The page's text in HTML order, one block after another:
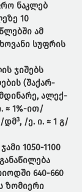
ნაკლებ
10
ამ
სუფრის
ჯიშებს
(შაქარ-
ალექ­
≈ 1%-ით/
დმ3, /ე. ი. ≈ 1 გ/
1050-1100
640-660
ზომიერი